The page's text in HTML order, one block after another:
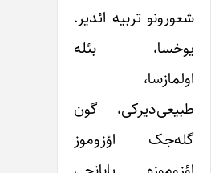
شعورونو تربیه ائدیر.
یوخسا، بئله
اولمازسا،
طبیعی‌دیرکی، گون
گله‌جک اؤزوموز